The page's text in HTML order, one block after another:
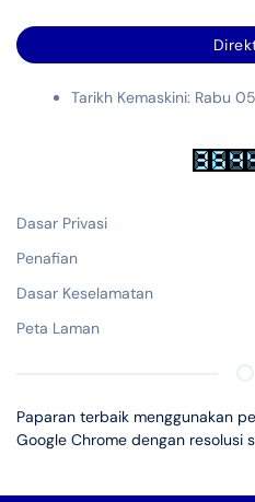
Tarikh Kemaskini: Rabu
Dasar Privasi
Penafian
Dasar Keselamatan
Peta Laman
Paparan terbaik menggunakan
Google Chrome dengan resolusi